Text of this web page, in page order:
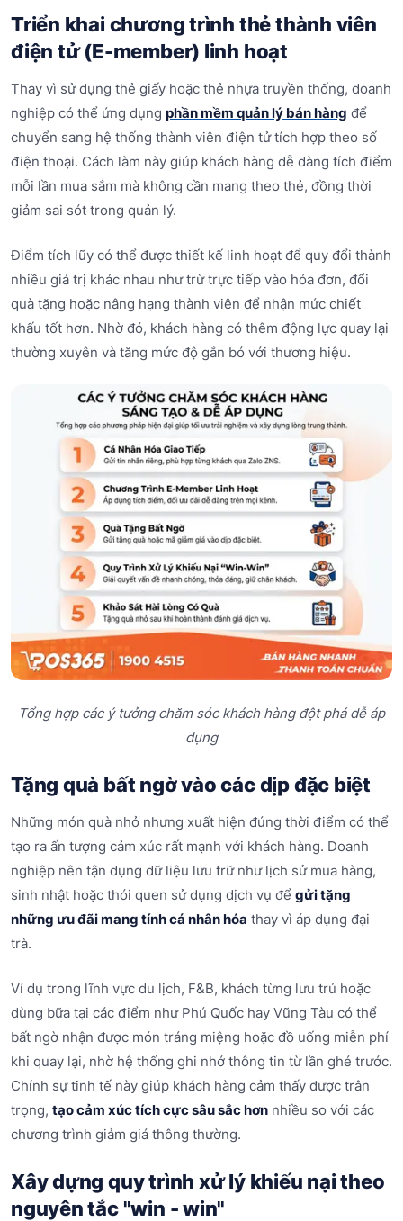
Triển khai chương trình thẻ thành viên
điện tử (E-member) linh hoạt
Thay vì sử dụng thẻ giấy hoặc thẻ nhựa truyền thống, doanh
nghiệp có thể ứng dụng phần mềm quản lý bán hàng để
chuyển sang hệ thống thành viên điện tử tích hợp theo số
điện thoại. Cách làm này giúp khách hàng dễ dàng tích điểm
mỗi lần mua sắm mà không cần mang theo thẻ, đồng thời
giảm sai sót trong quản lý.
Điểm tích lũy có thể được thiết kế linh hoạt để quy đổi thành
nhiều giá trị khác nhau như trừ trực tiếp vào hóa đơn, đổi
quà tặng hoặc nâng hạng thành viên để nhận mức chiết
khấu tốt hơn. Nhờ đó, khách hàng có thêm động lực quay lại
thường xuyên và tăng mức độ gắn bó với thương hiệu.
Tổng hợp các ý tưởng chăm sóc khách hàng đột phá dễ áp
dụng
Tặng quà bất ngờ vào các dịp đặc biệt
Những món quà nhỏ nhưng xuất hiện đúng thời điểm có thể
tạo ra ấn tượng cảm xúc rất mạnh với khách hàng. Doanh
nghiệp nên tận dụng dữ liệu lưu trữ như lịch sử mua hàng,
sinh nhật hoặc thói quen sử dụng dịch vụ để gửi tặng
những ưu đãi mang tính cá nhân hóa thay vì áp dụng đại
trà.
Ví dụ trong lĩnh vực du lịch, F&B, khách từng lưu trú hoặc
dùng bữa tại các điểm như Phú Quốc hay Vũng Tàu có thể
bất ngờ nhận được món tráng miệng hoặc đồ uống miễn phí
khi quay lại, nhờ hệ thống ghi nhớ thông tin từ lần ghé trước.
Chính sự tinh tế này giúp khách hàng cảm thấy được trân
trọng, tạo cảm xúc tích cực sâu sắc hơn nhiều so với các
chương trình giảm giá thông thường.
Xây dựng quy trình xử lý khiếu nại theo
nguyên tắc "win - win"